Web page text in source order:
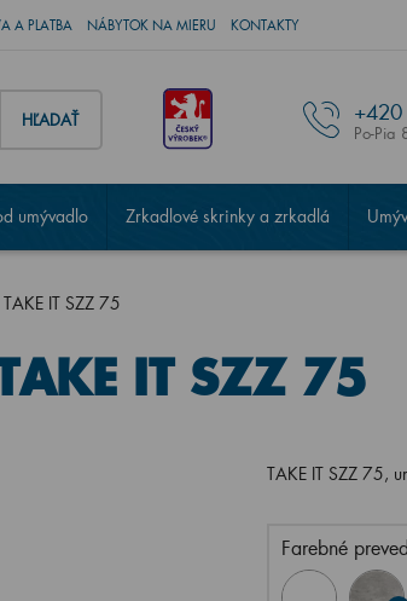
A PLATBA NÁBYTOK NA MIERU KONTAKTY
HĽADAŤ +420
Po-Pia
umývadlo Zrkadlové skrinky a zrkadlá
IT SZZ 75
IT SZZ 75
TAKE IT SZZ 75,
Farebné